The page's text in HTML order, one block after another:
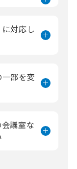
対応し
部を変
議室な